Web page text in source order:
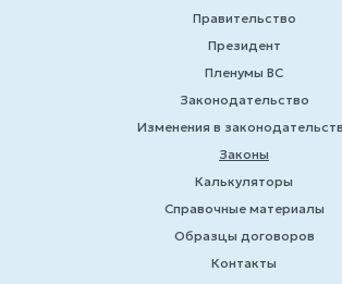
Правительство
Президент
Пленумы ВС
Законодательство
Изменения в
Законы
Калькуляторы
Справочные материалы
Образцы договоров
Контакты